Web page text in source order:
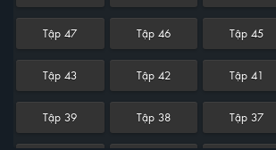
Tập 47 Tập 46 Tập 45
Tập 43 Tập 42 Tập 41
Tập 39 Tập 38 Tập 37